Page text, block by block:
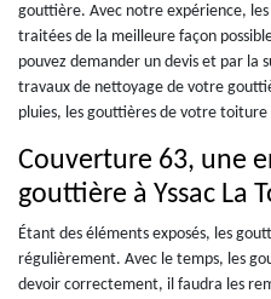
gouttière. Avec notre expérience,
traitées de la meilleure façon
pouvez demander un devis et par la
travaux de nettoyage de votre
pluies, les gouttières de votre
Couverture 63, une
gouttière à Yssac La
Étant des éléments exposés, les
régulièrement. Avec le temps, les
devoir correctement, il faudra les